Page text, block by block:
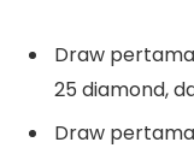
Draw
25 diamond,
Draw